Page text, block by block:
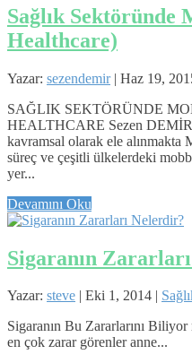
Sağlık Sektöründe
Healthcare)
Yazar: sezendemir| Haz 19,
SAĞLIK SEKTÖRÜNDE
HEALTHCARE Sezen
kavramsal olarak ele
süreç ve çeşitli ülkelerdeki
yer...
Devamını Oku
Sigaranın
Yazar: steve | Eki 1, 2014 |
Sigaranın Bu Zararlarını
en çok zarar görenler anne...